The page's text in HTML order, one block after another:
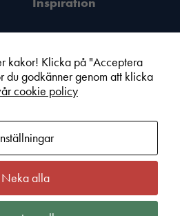
Kampanjer
Varumärken
Hållbarhet
Information
Cookie information
Integritetspolicy
kakor! Klicka på "Acceptera
godkänner genom att klicka
cookie policy
Neka alla
går inte att
välja bort. De
behövs för att
hemsidan
fungera.
Statistik
För att vi ska